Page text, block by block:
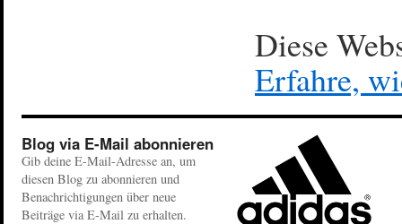
Diese
Erfahre,
Blog via E-Mail abonnieren
Gib deine E-Mail-Adresse an, um
diesen Blog zu abonnieren und
Benachrichtigungen über neue
Beiträge via E-Mail zu erhalten.